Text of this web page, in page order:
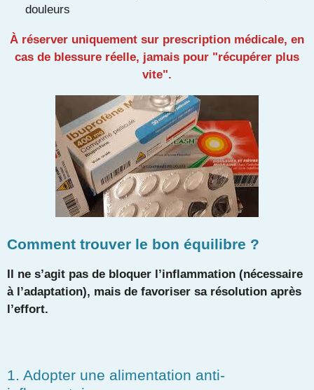
douleurs
À réserver uniquement sur prescription médicale, en
cas de blessure réelle, jamais pour "récupérer plus
vite".
Comment trouver le bon équilibre ?
Il ne s’agit pas de bloquer l’inflammation (nécessaire
à l’adaptation), mais de favoriser sa résolution après
l’effort.
1. Adopter une alimentation anti-